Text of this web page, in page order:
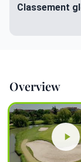
Classement
Overview